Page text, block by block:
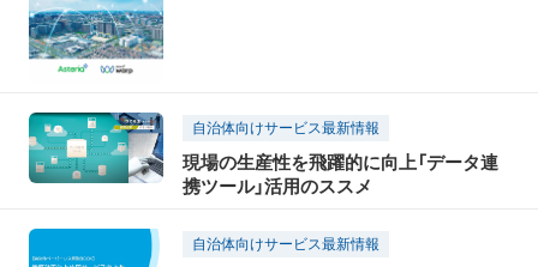
自治体向けサービス最新情報
現場の生産性を飛躍的に向上「データ連
携ツール」活用のススメ
自治体向けサービス最新情報